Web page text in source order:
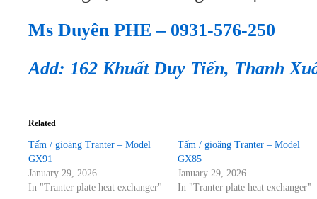
Ms Duyên PHE – 0931-576-250
Add: 162 Khuất Duy Tiến, Thanh
Related
Tấm / gioăng Tranter – Model
GX91
January 29, 2026
In "Tranter plate heat exchanger"
Tấm / gioăng Tranter – Model
GX85
January 29, 2026
In "Tranter plate heat exchanger"